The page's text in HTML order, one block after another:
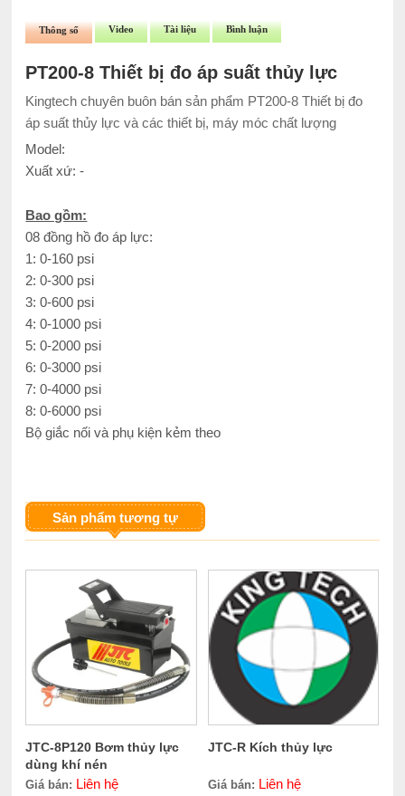
Thông số Video Tài liệu Bình luận
PT200-8 Thiết bị đo áp suất thủy lực
Kingtech chuyên buôn bán sản phẩm PT200-8 Thiết bị đo
áp suất thủy lực và các thiết bị, máy móc chất lượng
Model:
Xuất xứ: -
Bao gồm:
08 đồng hồ đo áp lực:
1: 0-160 psi
2: 0-300 psi
3: 0-600 psi
4: 0-1000 psi
5: 0-2000 psi
6: 0-3000 psi
7: 0-4000 psi
8: 0-6000 psi
Bộ giắc nối và phụ kiện kẻm theo
Sản phẩm tương tự
JTC-8P120 Bơm thủy lực
dùng khí nén
Giá bán: Liên hệ
JTC-R Kích thủy lực
Giá bán: Liên hệ